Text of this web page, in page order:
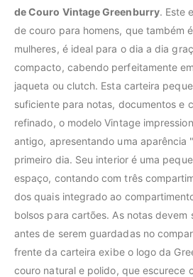
de Couro Vintage Greenburry. Este
de couro para homens, que também
mulheres, é ideal para o dia a dia
compacto, cabendo perfeitamente
jaqueta ou clutch. Esta carteira
suficiente para notas, documentos e
refinado, o modelo Vintage
antigo, apresentando uma aparência
primeiro dia. Seu interior é uma
espaço, contando com três
dos quais integrado ao
bolsos para cartões. As notas devem
antes de serem guardadas no
frente da carteira exibe o logo da
couro natural e polido, que escurece